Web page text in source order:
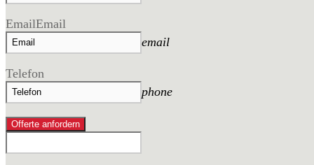
EmailEmail
email
Telefon
phone
Offerte anfordern